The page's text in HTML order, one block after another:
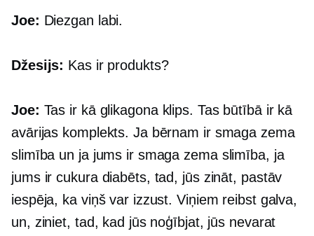
Joe: Diezgan labi.
Džesijs: Kas ir produkts?
Joe: Tas ir kā glikagona klips. Tas būtībā ir kā
avārijas komplekts. Ja bērnam ir smaga zema
slimība un ja jums ir smaga zema slimība, ja
jums ir cukura diabēts, tad, jūs zināt, pastāv
iespēja, ka viņš var izzust. Viņiem reibst galva,
un, ziniet, tad, kad jūs noģībjat, jūs nevarat